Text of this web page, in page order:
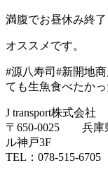
満腹でお昼休み終了
オススメです。
#源八寿司#新開地
ても生魚食べたかっ
J transport株式会社
〒650-0025 兵庫
ル神戸3F
TEL：078-515-